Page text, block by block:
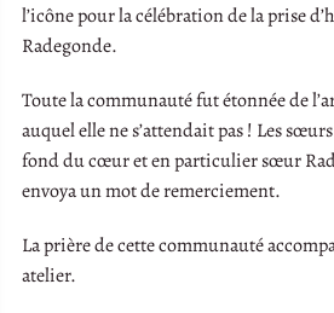
l’icône pour la célébration de la prise
Radegonde.
Toute la communauté fut étonnée de
auquel elle ne s’attendait pas ! Les
fond du cœur et en particulier sœur
envoya un mot de remerciement.
La prière de cette communauté
atelier.